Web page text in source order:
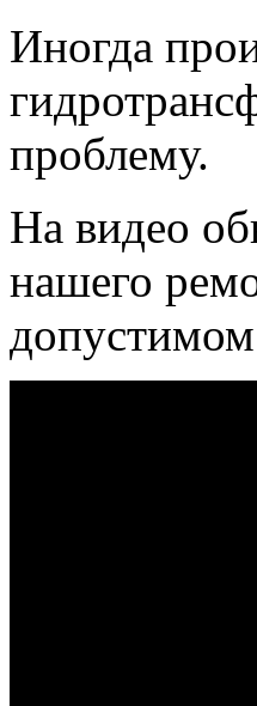
Иногда
проблему.
На видео
нашего